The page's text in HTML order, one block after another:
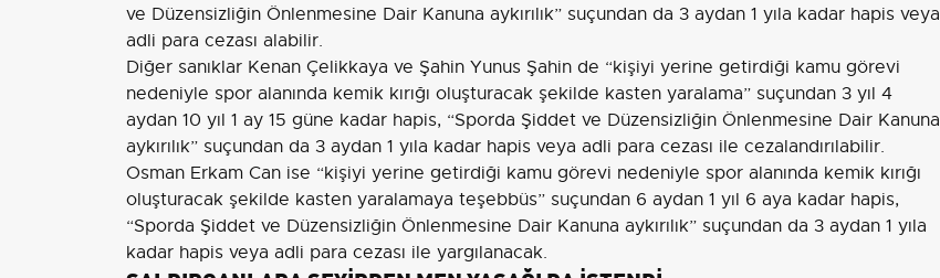
ve Düzensizliğin Önlenmesine Dair Kanuna aykırılık” suçundan da 3 aydan 1 yıla kadar hapis veya
adli para cezası alabilir.
Diğer sanıklar Kenan Çelikkaya ve Şahin Yunus Şahin de “kişiyi yerine getirdiği kamu görevi
nedeniyle spor alanında kemik kırığı oluşturacak şekilde kasten yaralama” suçundan 3 yıl 4
aydan 10 yıl 1 ay 15 güne kadar hapis, “Sporda Şiddet ve Düzensizliğin Önlenmesine Dair Kanuna
aykırılık” suçundan da 3 aydan 1 yıla kadar hapis veya adli para cezası ile cezalandırılabilir.
Osman Erkam Can ise “kişiyi yerine getirdiği kamu görevi nedeniyle spor alanında kemik kırığı
oluşturacak şekilde kasten yaralamaya teşebbüs” suçundan 6 aydan 1 yıl 6 aya kadar hapis,
“Sporda Şiddet ve Düzensizliğin Önlenmesine Dair Kanuna aykırılık” suçundan da 3 aydan 1 yıla
kadar hapis veya adli para cezası ile yargılanacak.